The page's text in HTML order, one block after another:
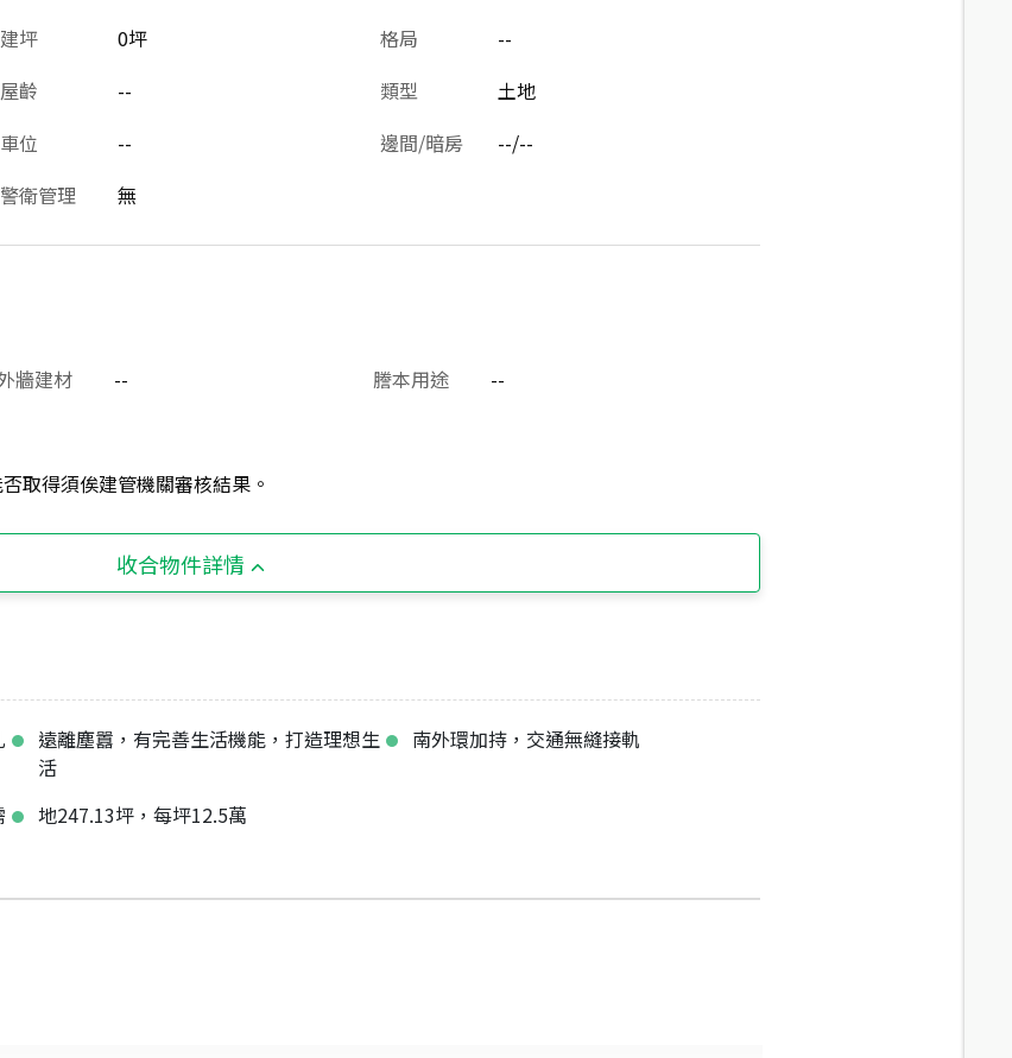
建坪 0坪 格局
--
屋齡 -- 類型
土地
車位 -- 邊間/暗房
--/--
警衛管理 無
牆建材 -- 謄本用途
--
取得須俟建管機關審核結果。
收合物件詳情
遠離塵囂，有完善生活機能，打造理想生
活
南外環加持，交通無縫接軌
地247.13坪，每坪12.5萬